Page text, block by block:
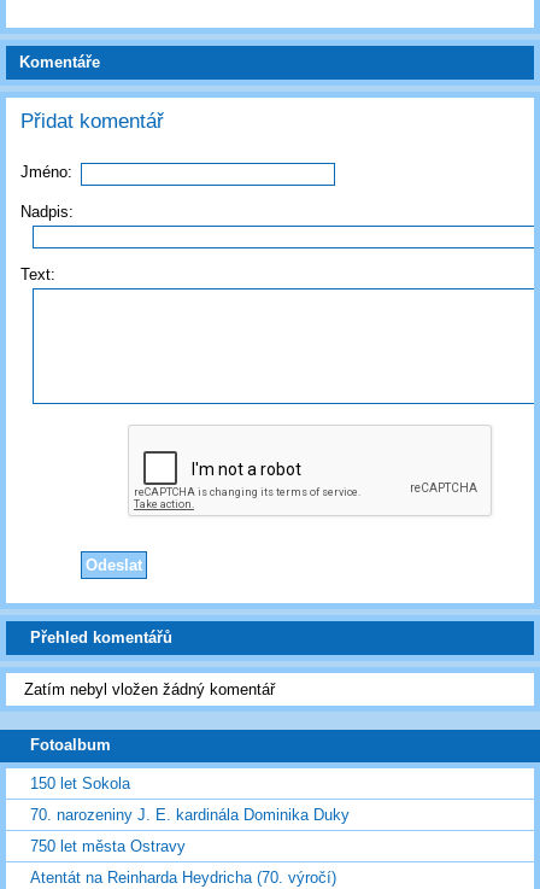
Komentáře
Přidat komentář
Jméno:
Nadpis:
Text:
Přehled komentářů
Zatím nebyl vložen žádný komentář
Fotoalbum
150 let Sokola
70. narozeniny J. E. kardinála Dominika Duky
750 let města Ostravy
Atentát na Reinharda Heydricha (70. výročí)